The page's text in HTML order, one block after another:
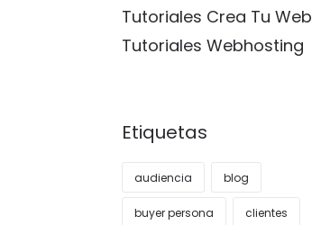
Tutoriales Crea Tu Web
Tutoriales Webhosting
Etiquetas
audiencia blog
buyer persona clientes